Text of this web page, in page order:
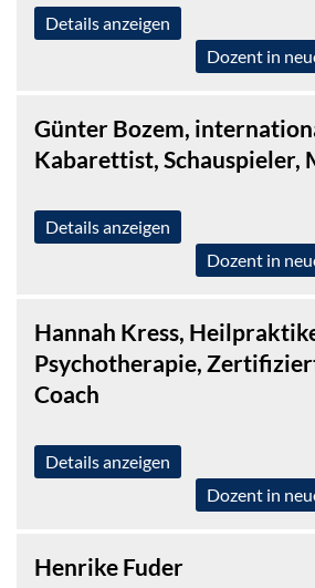
Details anzeigen
Dozent in
Günter Bozem,
Kabarettist, Schauspieler,
Details anzeigen
Dozent in
Hannah Kress,
Psychotherapie,
Coach
Details anzeigen
Dozent in
Henrike Fuder